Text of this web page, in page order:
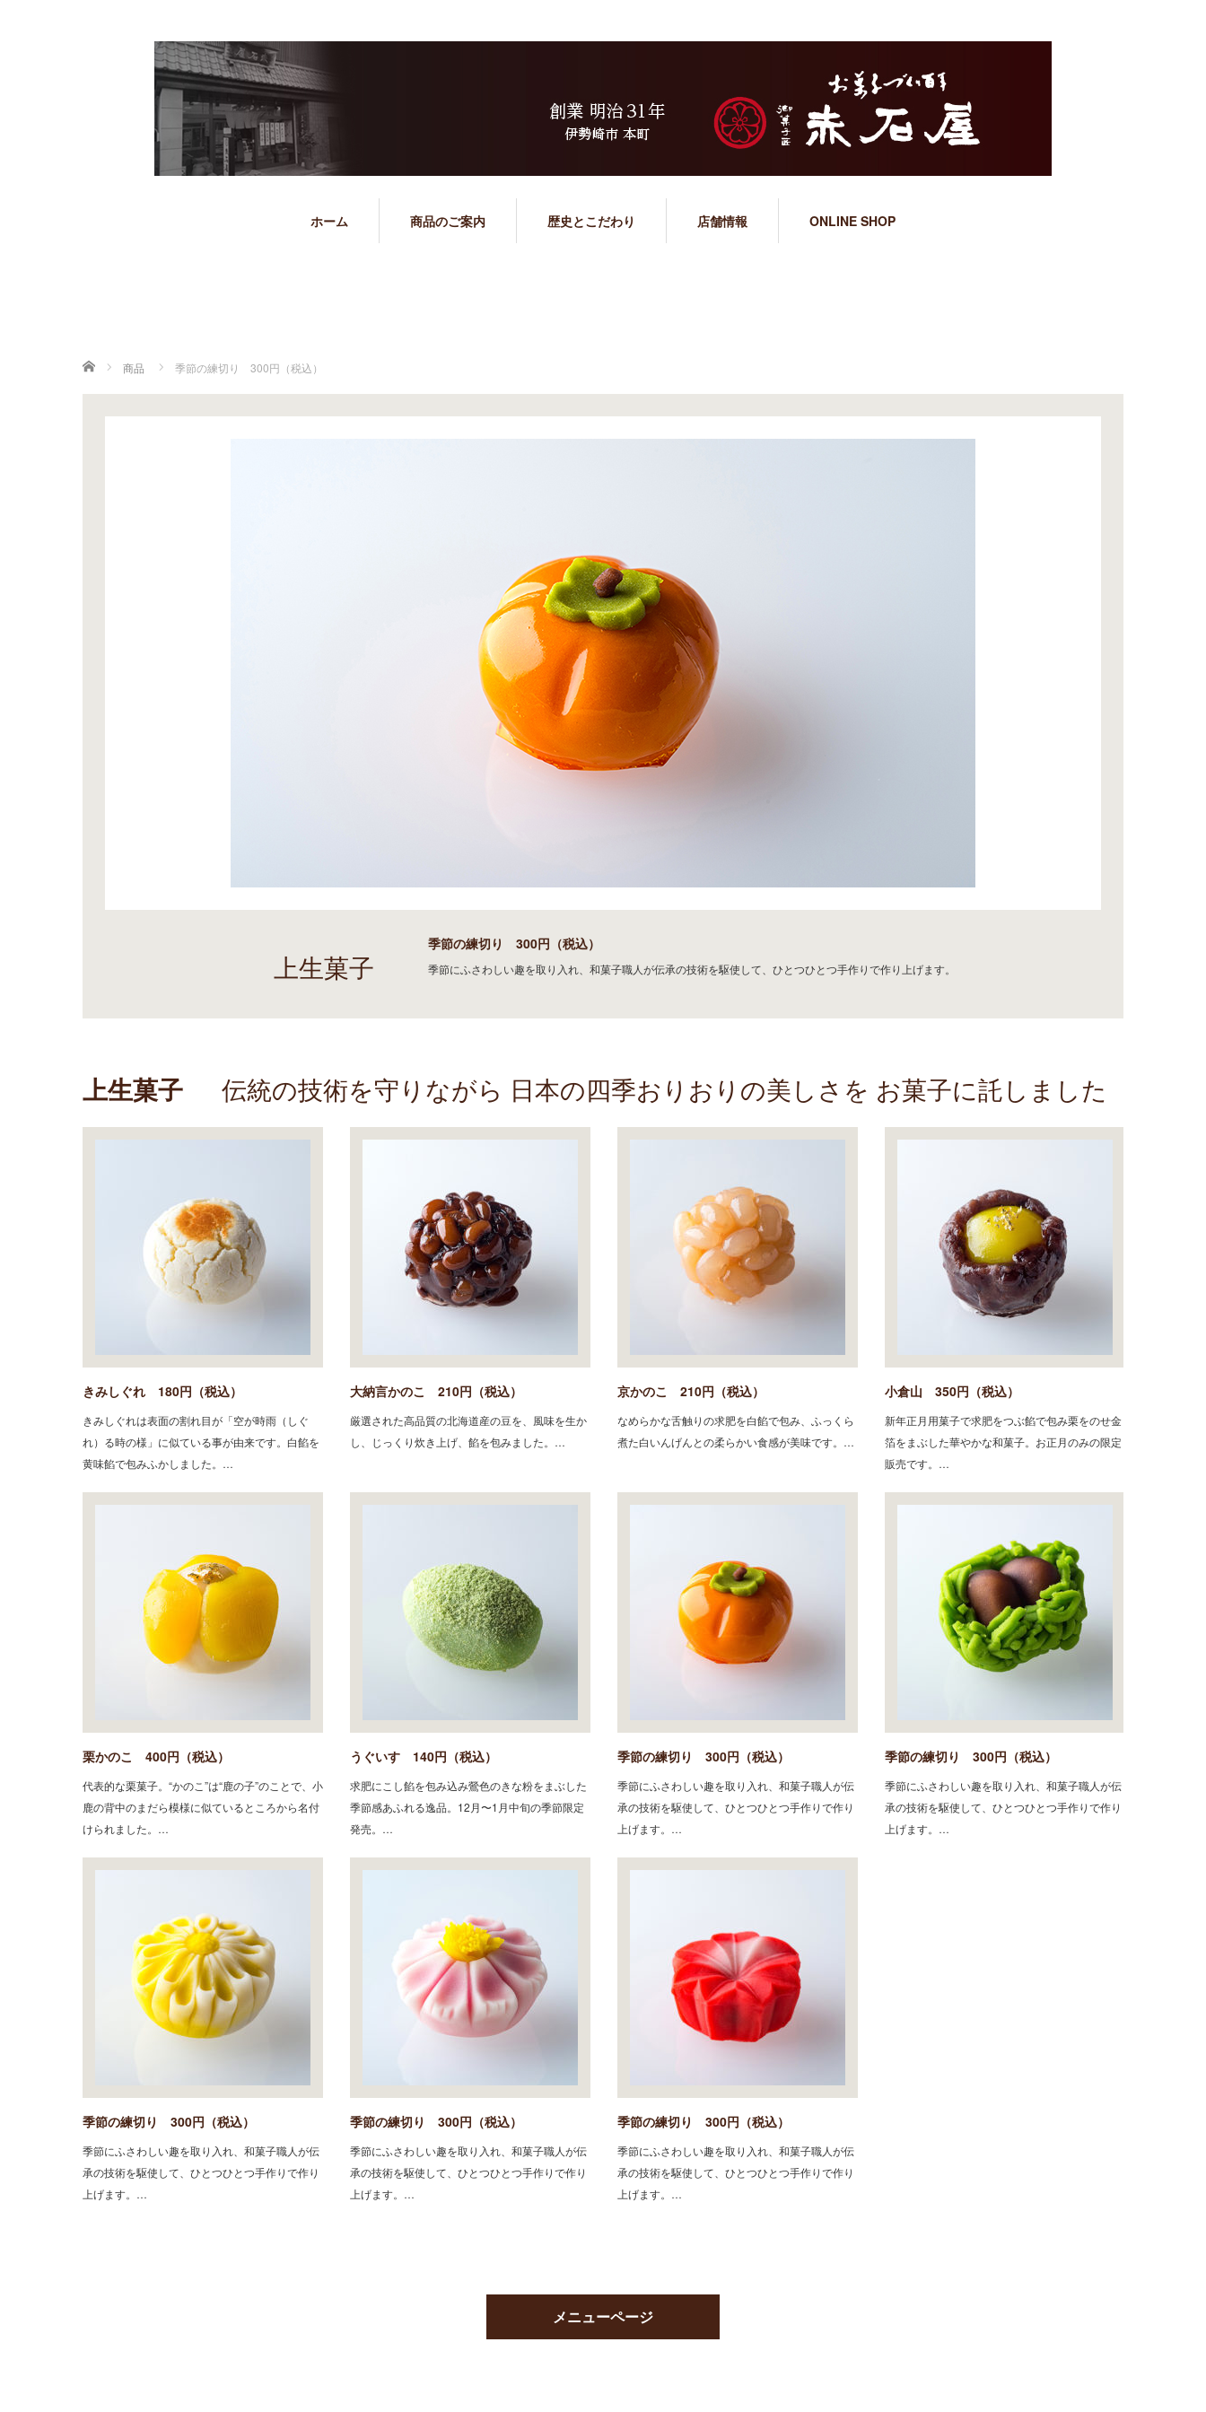
ホーム 商品のご案内 歴史とこだわり 店舗情報 ONLINE SHOP
ホーム 商品 季節の練切り 300円（税込）
上生菓子
季節の練切り 300円（税込）
季節にふさわしい趣を取り入れ、和菓子職人が伝承の技術を駆使して、ひとつひとつ手作りで作り上げます。
上生菓子 伝統の技術を守りながら 日本の四季おりおりの美しさを お菓子に託しました
きみしぐれ 180円（税込）
きみしぐれは表面の割れ目が「空が時雨（しぐ
れ）る時の様」に似ている事が由来です。白餡を
黄味餡で包みふかしました。…
大納言かのこ 210円（税込）
厳選された高品質の北海道産の豆を、風味を生か
し、じっくり炊き上げ、餡を包みました。…
京かのこ 210円（税込）
なめらかな舌触りの求肥を白餡で包み、ふっくら
煮た白いんげんとの柔らかい食感が美味です。…
小倉山 350円（税込）
新年正月用菓子で求肥をつぶ餡で包み栗をのせ金
箔をまぶした華やかな和菓子。お正月のみの限定
販売です。…
栗かのこ 400円（税込）
代表的な栗菓子。“かのこ”は“鹿の子”のことで、小
鹿の背中のまだら模様に似ているところから名付
けられました。…
うぐいす 140円（税込）
求肥にこし餡を包み込み鶯色のきな粉をまぶした
季節感あふれる逸品。12月〜1月中旬の季節限定
発売。…
季節の練切り 300円（税込）
季節にふさわしい趣を取り入れ、和菓子職人が伝
承の技術を駆使して、ひとつひとつ手作りで作り
上げます。…
季節の練切り 300円（税込）
季節にふさわしい趣を取り入れ、和菓子職人が伝
承の技術を駆使して、ひとつひとつ手作りで作り
上げます。…
季節の練切り 300円（税込）
季節にふさわしい趣を取り入れ、和菓子職人が伝
承の技術を駆使して、ひとつひとつ手作りで作り
上げます。…
季節の練切り 300円（税込）
季節にふさわしい趣を取り入れ、和菓子職人が伝
承の技術を駆使して、ひとつひとつ手作りで作り
上げます。…
季節の練切り 300円（税込）
季節にふさわしい趣を取り入れ、和菓子職人が伝
承の技術を駆使して、ひとつひとつ手作りで作り
上げます。…
メニューページ